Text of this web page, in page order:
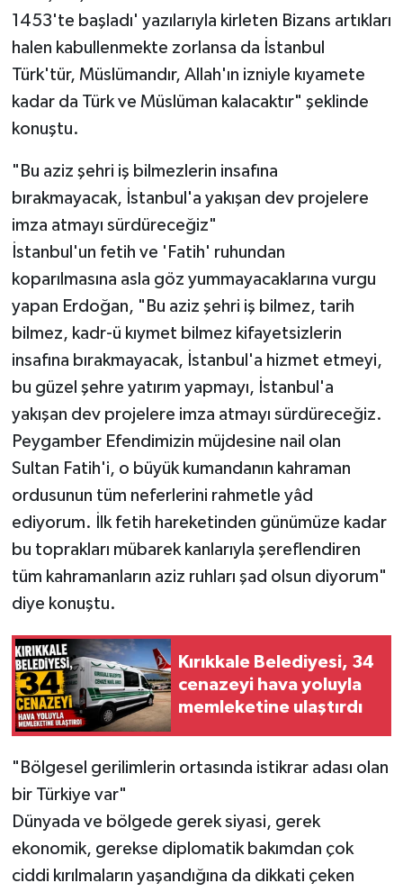
1453'te başladı' yazılarıyla kirleten Bizans artıkları
halen kabullenmekte zorlansa da İstanbul
Türk'tür, Müslümandır, Allah'ın izniyle kıyamete
kadar da Türk ve Müslüman kalacaktır" şeklinde
konuştu.
"Bu aziz şehri iş bilmezlerin insafına
bırakmayacak, İstanbul'a yakışan dev projelere
imza atmayı sürdüreceğiz"
İstanbul'un fetih ve 'Fatih' ruhundan
koparılmasına asla göz yummayacaklarına vurgu
yapan Erdoğan, "Bu aziz şehri iş bilmez, tarih
bilmez, kadr-ü kıymet bilmez kifayetsizlerin
insafına bırakmayacak, İstanbul'a hizmet etmeyi,
bu güzel şehre yatırım yapmayı, İstanbul'a
yakışan dev projelere imza atmayı sürdüreceğiz.
Peygamber Efendimizin müjdesine nail olan
Sultan Fatih'i, o büyük kumandanın kahraman
ordusunun tüm neferlerini rahmetle yâd
ediyorum. İlk fetih hareketinden günümüze kadar
bu toprakları mübarek kanlarıyla şereflendiren
tüm kahramanların aziz ruhları şad olsun diyorum"
diye konuştu.
Kırıkkale Belediyesi, 34
cenazeyi hava yoluyla
memleketine ulaştırdı
"Bölgesel gerilimlerin ortasında istikrar adası olan
bir Türkiye var"
Dünyada ve bölgede gerek siyasi, gerek
ekonomik, gerekse diplomatik bakımdan çok
ciddi kırılmaların yaşandığına da dikkati çeken